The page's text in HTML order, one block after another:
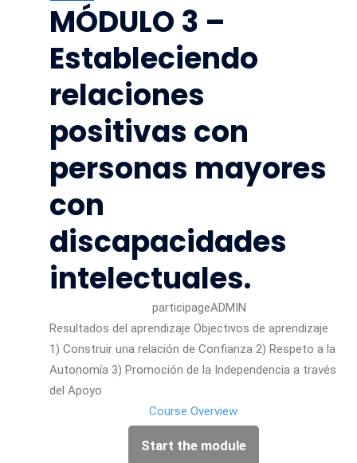
MÓDULO 3 –
Estableciendo
relaciones
positivas con
personas mayores
con
discapacidades
intelectuales.
participageADMIN
Resultados del aprendizaje Objectivos de aprendizaje
1) Construir una relación de Confianza 2) Respeto a la
Autonomía 3) Promoción de la Independencia a través
del Apoyo
Course Overview
Start the module